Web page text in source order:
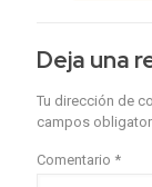
Deja una
Tu dirección de
campos
Comentario *